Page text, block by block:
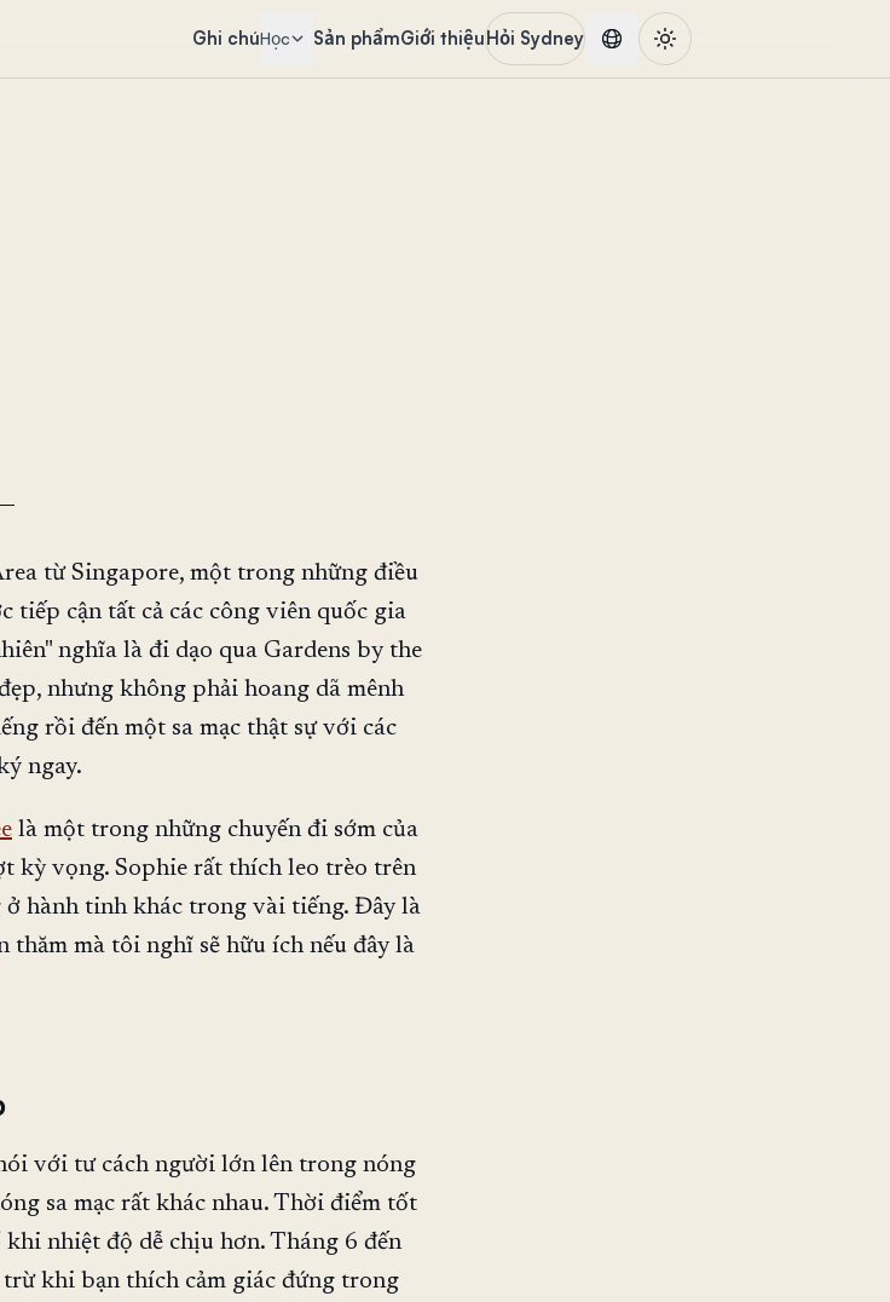
Ghi chúHọc Sản phẩmGiới thiệuHỏi Sydney
từ Singapore, một trong những điều
tiếp cận tất cả các công viên quốc gia
nghĩa là đi dạo qua Gardens by the
nhưng không phải hoang dã mênh
rồi đến một sa mạc thật sự với các
ngay.
là một trong những chuyến đi sớm của
kỳ vọng. Sophie rất thích leo trèo trên
ở hành tinh khác trong vài tiếng. Đây là
thăm mà tôi nghĩ sẽ hữu ích nếu đây là
với tư cách người lớn lên trong nóng
sa mạc rất khác nhau. Thời điểm tốt
nhiệt độ dễ chịu hơn. Tháng 6 đến
khi bạn thích cảm giác đứng trong